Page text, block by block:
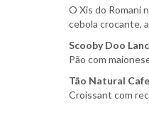
O Xis do Romani
cebola crocante,
Scooby Doo
Pão com
Tão Natural
Croissant com